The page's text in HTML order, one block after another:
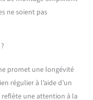
maximale.
–
polymère ABS
une visibilité
une
ne soient pas
promet une longévité
régulier à l’aide d’un
reflète une attention à la